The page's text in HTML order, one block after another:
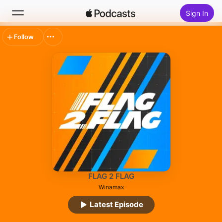
Sign In
Search
Top Charts
FLAG 2 FLAG
Winamax
Latest Episode
Follow